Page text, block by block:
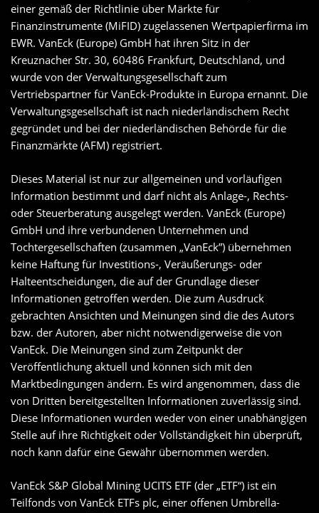
einer gemäß der Richtlinie über Märkte für
Finanzinstrumente (MiFID) zugelassenen Wertpapierfirma im
EWR. VanEck (Europe) GmbH hat ihren Sitz in der
Kreuznacher Str. 30, 60486 Frankfurt, Deutschland, und
wurde von der Verwaltungsgesellschaft zum
Vertriebspartner für VanEck-Produkte in Europa ernannt. Die
Verwaltungsgesellschaft ist nach niederländischem Recht
gegründet und bei der niederländischen Behörde für die
Finanzmärkte (AFM) registriert.
Dieses Material ist nur zur allgemeinen und vorläufigen
Information bestimmt und darf nicht als Anlage-, Rechts-
oder Steuerberatung ausgelegt werden. VanEck (Europe)
GmbH und ihre verbundenen Unternehmen und
Tochtergesellschaften (zusammen „VanEck”) übernehmen
keine Haftung für Investitions-, Veräußerungs- oder
Halteentscheidungen, die auf der Grundlage dieser
Informationen getroffen werden. Die zum Ausdruck
gebrachten Ansichten und Meinungen sind die des Autors
bzw. der Autoren, aber nicht notwendigerweise die von
VanEck. Die Meinungen sind zum Zeitpunkt der
Veröffentlichung aktuell und können sich mit den
Marktbedingungen ändern. Es wird angenommen, dass die
von Dritten bereitgestellten Informationen zuverlässig sind.
Diese Informationen wurden weder von einer unabhängigen
Stelle auf ihre Richtigkeit oder Vollständigkeit hin überprüft,
noch kann dafür eine Gewähr übernommen werden.
VanEck S&P Global Mining UCITS ETF (der „ETF“) ist ein
Teilfonds von VanEck ETFs plc, einer offenen Umbrella-